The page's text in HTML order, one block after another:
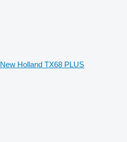
New Holland TX68 PLUS